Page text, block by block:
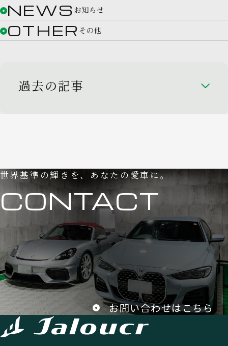
NEWS お知らせ
OTHER その他
過去の記事
世界基準の輝きを、あなたの愛車に。
CONTACT
お問い合わせはこちら